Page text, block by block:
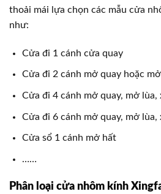
thoải mái lựa chọn các mẫu cửa
như:
Cửa đi 1 cánh cửa quay
Cửa đi 2 cánh mở quay hoặc
Cửa đi 4 cánh mở quay, mở
Cửa đi 6 cánh mở quay, mở
Cửa sổ 1 cánh mở hất
……
Phân loại cửa nhôm kính